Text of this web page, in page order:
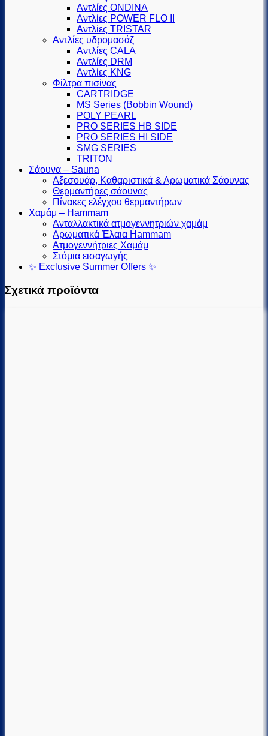
Αντλίες ONDINA
Αντλίες POWER FLO II
Αντλίες TRISTAR
Αντλίες υδρομασάζ
Αντλίες CALA
Αντλίες DRM
Αντλίες KNG
Φίλτρα πισίνας
CARTRIDGE
MS Series (Βobbin Wound)
POLY PEARL
PRO SERIES HB SIDE
PRO SERIES HI SIDE
SMG SERIES
TRITON
Σάουνα – Sauna
Αξεσουάρ, Καθαριστικά & Αρωματικά Σάουνας
Θερμαντήρες σάουνας
Πίνακες ελέγχου θερμαντήρων
Χαμάμ – Hammam
Ανταλλακτικά ατμογεννητριών χαμάμ
Αρωματικά Έλαια Hammam
Ατμογεννήτριες Χαμάμ
Στόμια εισαγωγής
✨ Exclusive Summer Offers ✨
Σχετικά προϊόντα